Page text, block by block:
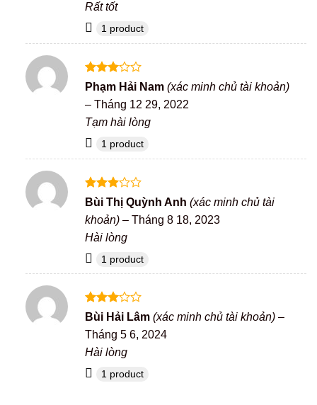
Rất tốt
1 product
Được
hạng3
5 sao
Phạm Hải Nam (xác minh chủ tài khoản)
– Tháng 12 29, 2022
Tạm hài lòng
1 product
Được
xếp
hạng3
5 sao
Bùi Thị Quỳnh Anh (xác minh chủ tài
khoản) – Tháng 8 18, 2023
Hài lòng
1 product
Được
hạng3
5 sao
Bùi Hải Lâm (xác minh chủ tài khoản) –
Tháng 5 6, 2024
Hài lòng
1 product